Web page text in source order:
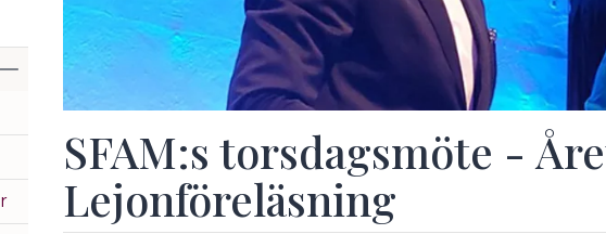
Visa/Göm undermeny
SFAM:s torsdagsmöte -
Lejonföreläsning